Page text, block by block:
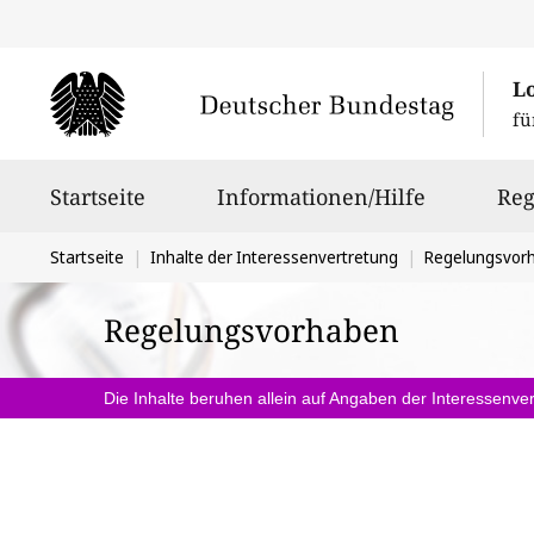
Startseite Informationen/Hilfe
Sie
befinden
sich
hier:
Startseite Inhalte der Interessenvertretung
Regelungsvorhaben
Die Inhalte beruhen allein auf Angaben der